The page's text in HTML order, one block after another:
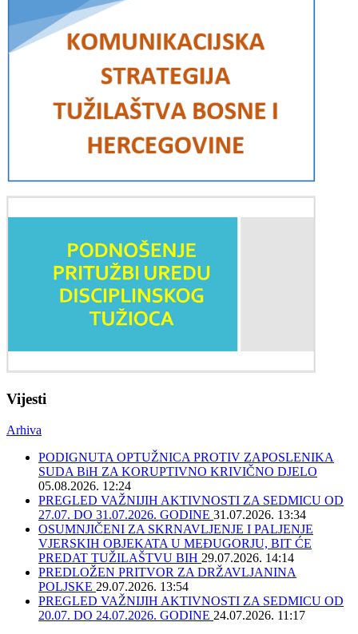
Vijesti
Arhiva
PODIGNUTA OPTUŽNICA PROTIV ZAPOSLENIKA
SUDA BiH ZA KORUPTIVNO KRIVIČNO DJELO
05.08.2026. 12:24
PREGLED VAŽNIJIH AKTIVNOSTI ZA SEDMICU OD
27.07. DO 31.07.2026. GODINE 31.07.2026. 13:34
OSUMNJIČENI ZA SKRNAVLJENJE I PALJENJE
VJERSKIH OBJEKATA U MEĐUGORJU, BIT ĆE
PREDAT TUŽILAŠTVU BIH 29.07.2026. 14:14
PREDLOŽEN PRITVOR ZA DRŽAVLJANINA
POLJSKE 29.07.2026. 13:54
PREGLED VAŽNIJIH AKTIVNOSTI ZA SEDMICU OD
20.07. DO 24.07.2026. GODINE 24.07.2026. 11:17